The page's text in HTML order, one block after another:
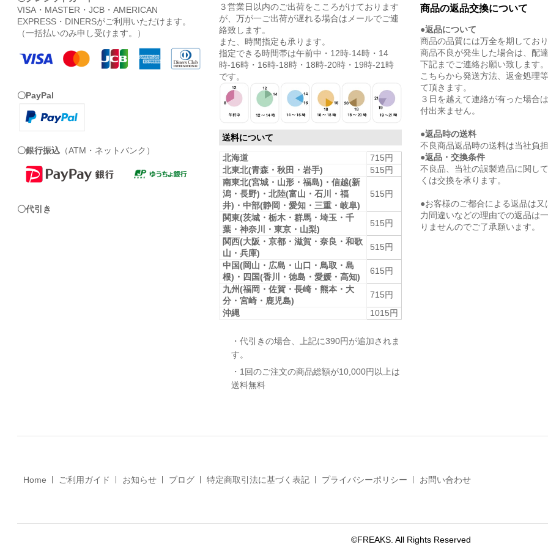
VISA・MASTER・JCB・AMERICAN
EXPRESS・DINERSがご利用いただけます。
（一括払いのみ申し受けます。）
〇PayPal
〇銀行振込 （ATM・ネットバンク）
〇代引き
３営業日以内のご出荷をこころがけております
が、万が一ご出荷が遅れる場合はメールでご連
絡致します。
また、時間指定も承ります。
指定できる時間帯は午前中・12時-14時・14
時-16時・16時-18時・18時-20時・19時-21時
です。
送料について
北海道
715円
北東北(青森・秋田・岩手)
515円
南東北(宮城・山形・福島)・信越(新
潟・長野)・北陸(富山・石川・福
井)・中部(静岡・愛知・三重・岐阜)
515円
関東(茨城・栃木・群馬・埼玉・千
葉・神奈川・東京・山梨)
515円
関西(大阪・京都・滋賀・奈良・和歌
山・兵庫)
515円
中国(岡山・広島・山口・鳥取・島
根)・四国(香川・徳島・愛媛・高知)
615円
九州(福岡・佐賀・長崎・熊本・大
分・宮崎・鹿児島)
715円
沖縄
1015円
・代引きの場合、上記に390円が追加されま
す。
・1回のご注文の商品総額が10,000円以上は
送料無料
商品の返品交換について
●返品について
商品の品質には万全を期してお
商品不良が発生した場合は、配
下記までご連絡お願い致します。
こちらから発送方法、返金処理
て頂きます。
３日を越えて連絡が有った場合
付出来ません。
●返品時の送料
不良商品返品時の送料は当社負
●返品・交換条件
不良品、当社の誤製造品に関し
くは交換を承ります。
●お客様のご都合による返品は又
力間違いなどの理由での返品は
りませんのでご了承願います。
Home ご利用ガイド お知らせ ブログ 特定商取引法に基づく表記 プライバシーポリシー お問い合わせ
©FREAKS. All Rights Reserved